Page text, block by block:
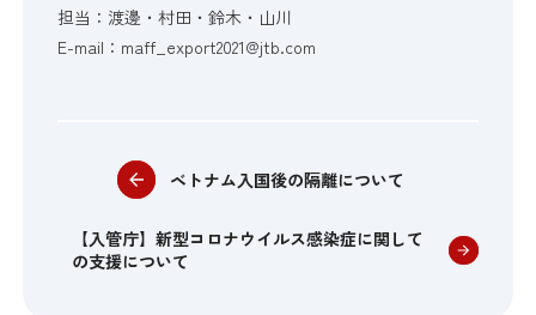
担当：渡邊・村田・鈴木・山川
E-mail：maff_export2021@jtb.com
ベトナム入国後の隔離について
【入管庁】新型コロナウイルス感染症に関して
の支援について